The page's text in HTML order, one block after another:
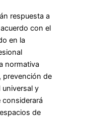
respuesta a
con el
en la
normativa
prevención de
universal y
considerará
de